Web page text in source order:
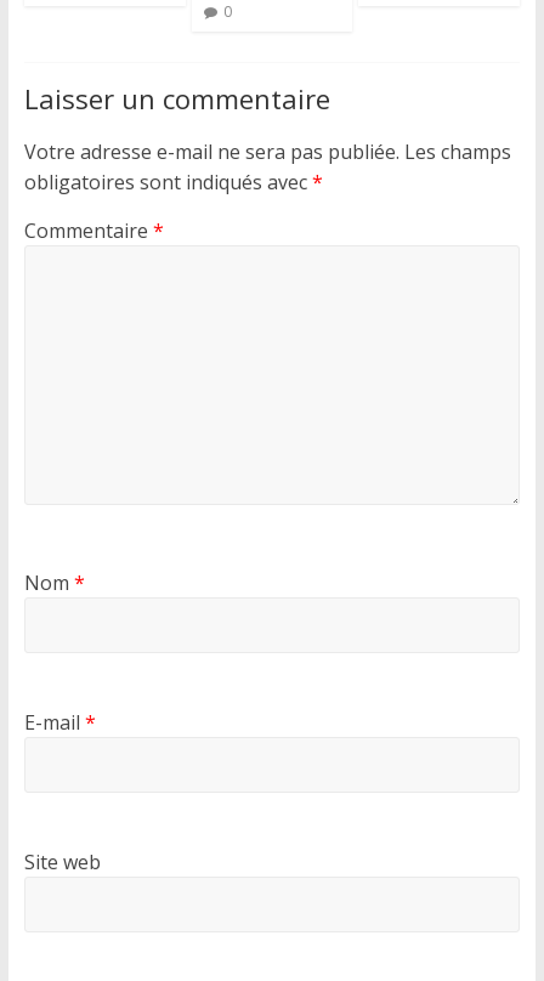
0
Laisser un commentaire
Votre adresse e-mail ne sera pas publiée. Les champs
obligatoires sont indiqués avec*
Commentaire *
Nom *
E-mail *
Site web